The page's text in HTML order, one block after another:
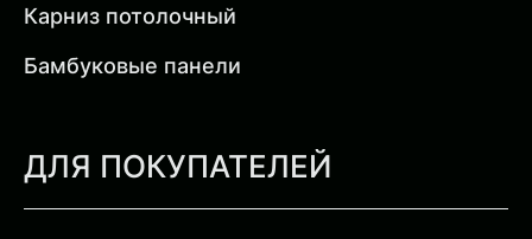
Карниз потолочный
Бамбуковые панели
ДЛЯ ПОКУПАТЕЛЕЙ